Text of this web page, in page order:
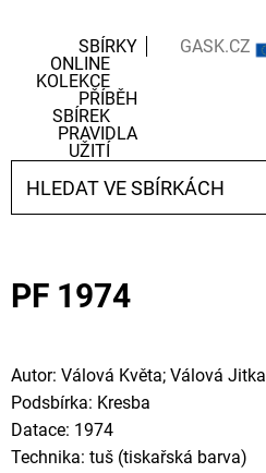
SBÍRKY
ONLINE
KOLEKCE
PŘÍBĚH
SBÍREK
PRAVIDLA
UŽITÍ
GASK.CZ
PF 1974
Autor: Válová Květa; Válová Jitka
Podsbírka: Kresba
Datace: 1974
Technika: tuš (tiskařská barva)